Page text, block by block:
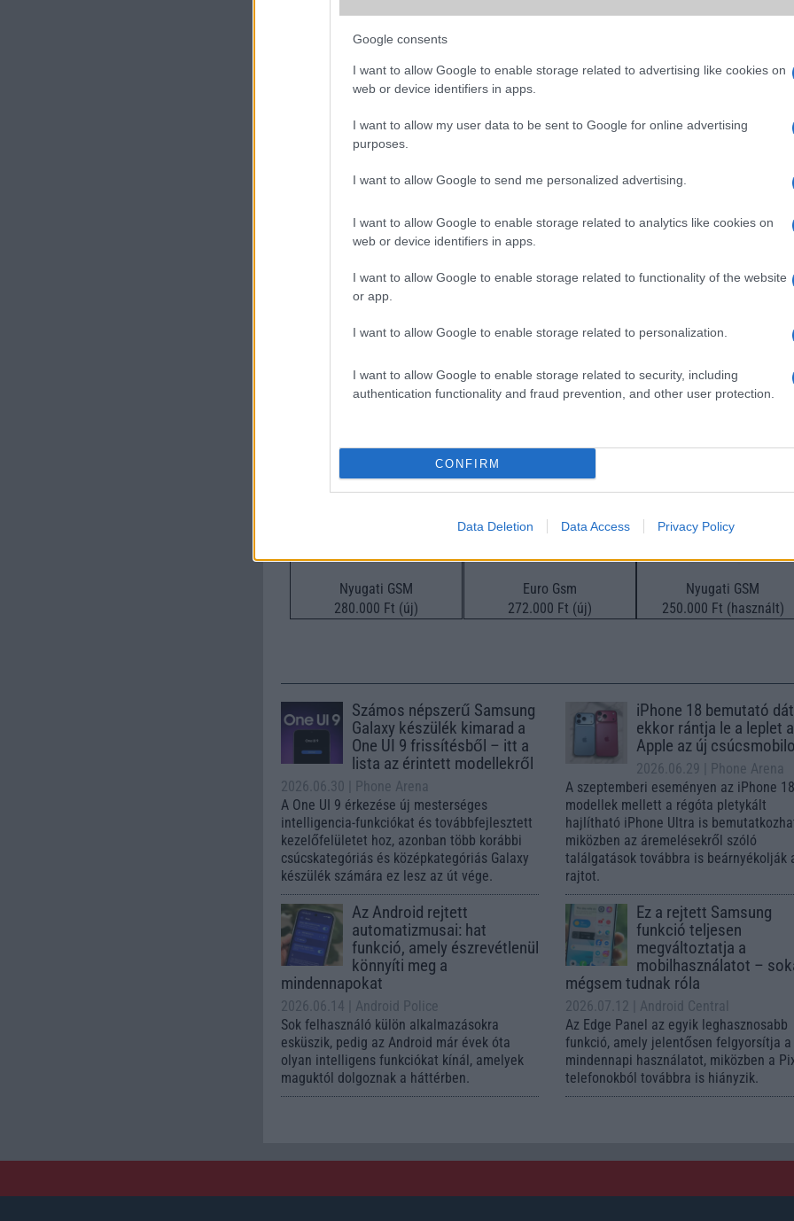
Google consents
I want to allow Google to enable storage related to advertising like cookies on
web or device identifiers in apps.
I want to allow my user data to be sent to Google for online advertising
purposes.
I want to allow Google to send me personalized advertising.
I want to allow Google to enable storage related to analytics like cookies on
web or device identifiers in apps.
I want to allow Google to enable storage related to functionality of the website
or app.
I want to allow Google to enable storage related to personalization.
I want to allow Google to enable storage related to security, including
authentication functionality and fraud prevention, and other user protection.
CONFIRM
Data Deletion Data Access Privacy Policy
Új és Használt GSM kiemelt ajánlatok
Nyugati GSM
280.000 Ft (új)
Euro Gsm
272.000 Ft (új)
Nyugati GSM
250.000 Ft (használt)
Számos népszerű Samsung
Galaxy készülék kimarad a
One UI 9 frissítésből – itt a
lista az érintett modellekről
2026.06.30
| Phone Arena
A One UI 9 érkezése új mesterséges
intelligencia-funkciókat és továbbfejlesztett
kezelőfelületet hoz, azonban több korábbi
csúcskategóriás és középkategóriás Galaxy
készülék számára ez lesz az út vége.
iPhone 18 bemutató
ekkor rántja le a leplet
Apple az új
2026.06.29
| Phone Arena
A szeptemberi eseményen az iPhone
modellek mellett a régóta pletykált
hajlítható iPhone Ultra is
miközben az áremelésekről szóló
találgatások továbbra is beárnyékolják
rajtot.
Az Android rejtett
automatizmusai: hat
funkció, amely észrevétlenül
könnyíti meg a
mindennapokat
2026.06.14
| Android Police
Sok felhasználó külön alkalmazásokra
esküszik, pedig az Android már évek óta
olyan intelligens funkciókat kínál, amelyek
maguktól dolgoznak a háttérben.
Ez a rejtett Samsung
funkció teljesen
megváltoztatja a
mobilhasználatot –
mégsem tudnak róla
2026.07.12
| Android Central
Az Edge Panel az egyik leghasznosabb
funkció, amely jelentősen felgyorsítja a
mindennapi használatot, miközben a
telefonokból továbbra is hiányzik.